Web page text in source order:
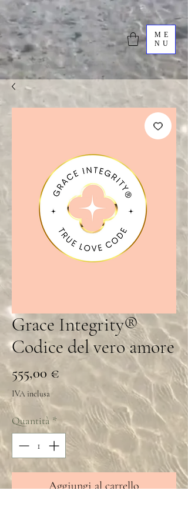
ME
NU
Grace Integrity®
Codice del vero amore
555,00 € Prezzo
IVA inclusa
Quantità *
Aggiungi al carrello